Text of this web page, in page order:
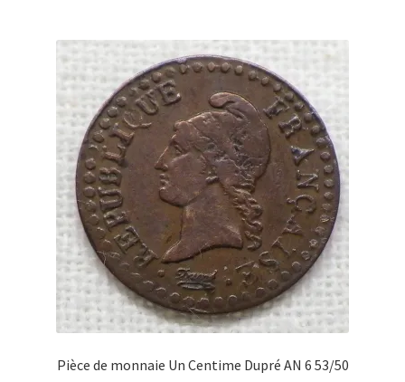
Pièce de monnaie Un Centime Dupré AN 6 53/50